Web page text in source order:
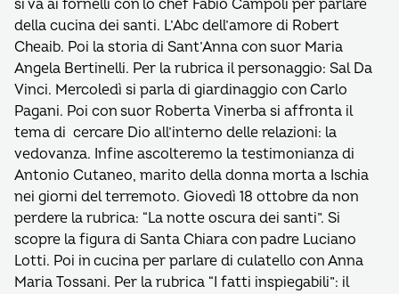
si va ai fornelli con lo chef Fabio Campoli per parlare
della cucina dei santi. L’Abc dell’amore di Robert
Cheaib. Poi la storia di Sant’Anna con suor Maria
Angela Bertinelli. Per la rubrica il personaggio: Sal Da
Vinci. Mercoledì si parla di giardinaggio con Carlo
Pagani. Poi con suor Roberta Vinerba si affronta il
tema di cercare Dio all’interno delle relazioni: la
vedovanza. Infine ascolteremo la testimonianza di
Antonio Cutaneo, marito della donna morta a Ischia
nei giorni del terremoto. Giovedì 18 ottobre da non
perdere la rubrica: “La notte oscura dei santi”. Si
scopre la figura di Santa Chiara con padre Luciano
Lotti. Poi in cucina per parlare di culatello con Anna
Maria Tossani. Per la rubrica “I fatti inspiegabili”: il